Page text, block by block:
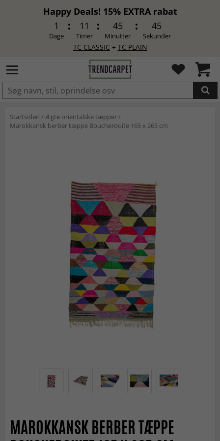
Happy Deals! 15% EXTRA rabat
1
Dage
11
Timer
45
Minutter
45
Sekunder
TC CLASSIC + TC PLAIN
LAGT I INDKØBSKURVEN.
Startsiden /Ægte orientalske tæpper/
Marokkansk berber tæppe Boucherouite 165 x 265 cm
MAROKKANSK BERBER TÆPPE